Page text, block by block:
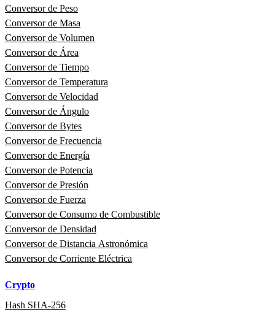
Conversor de Peso
Conversor de Masa
Conversor de Volumen
Conversor de Área
Conversor de Tiempo
Conversor de Temperatura
Conversor de Velocidad
Conversor de Ángulo
Conversor de Bytes
Conversor de Frecuencia
Conversor de Energía
Conversor de Potencia
Conversor de Presión
Conversor de Fuerza
Conversor de Consumo de Combustible
Conversor de Densidad
Conversor de Distancia Astronómica
Conversor de Corriente Eléctrica
Crypto
Hash SHA-256